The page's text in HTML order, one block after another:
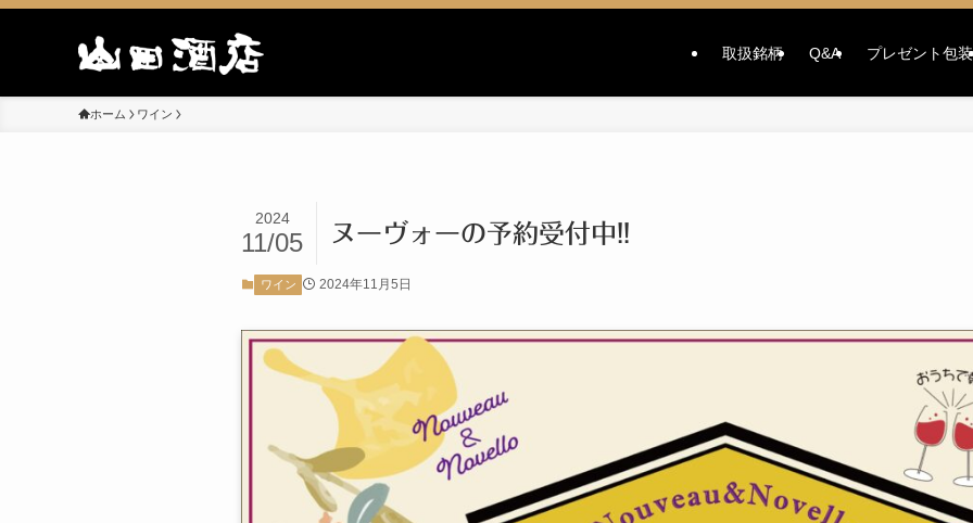
取扱銘柄 Q&A プレゼント包装
ホーム ワイン
ヌーヴォーの予約受付中!!
2024
11/05
ワイン 2024年11月5日